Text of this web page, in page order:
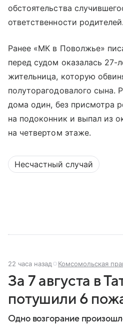
обстоятельства
ответственности родителей.
Ранее «МК в Поволжье»
перед судом оказалась 27-
жительница, которую
полуторагодовалого сына.
дома один, без присмотра
на подоконник и выпал из
на четвертом этаже.
Несчастный случай
22 часа назад Комсомольская
За 7 августа в
потушили 6
Одно возгорание